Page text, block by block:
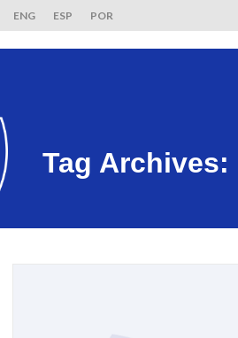
ENG ESP POR
Tag Archives: